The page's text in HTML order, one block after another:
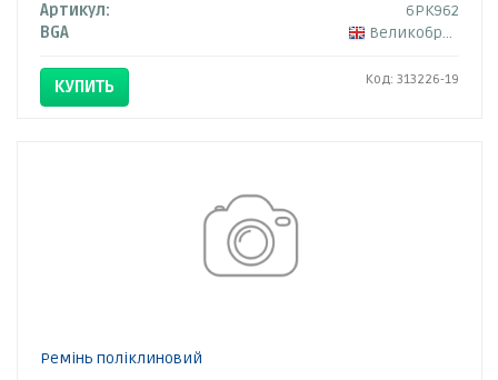
Артикул:
6PK962
BGA
Великобритания
КУПИТЬ Код: 313226-19
Ремінь поліклиновий